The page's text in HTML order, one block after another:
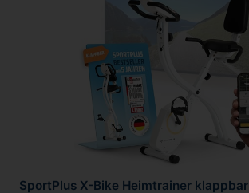
SportPlus X-Bike Heimtrainer klappbar